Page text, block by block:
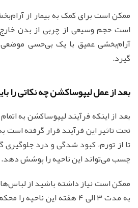
ممکن است برای کمک به بیمار از
است حجم وسیعی از چربی از بدن
آرام‌بخشی عمیق با یک بی‌حسی موضعی
گیرد.
بعد از عمل لیپوساکشن چه نکاتی را
بعد از اینکه فرآیند لیپوساکشن به
تحت تاثیر این فرآیند قرار گرفته
تا از تورم، کبود شدگی و درد جلوگیری
چسب می‌تواند این ناحیه را پوشش دهد.
ممکن است نیاز داشته باشید از